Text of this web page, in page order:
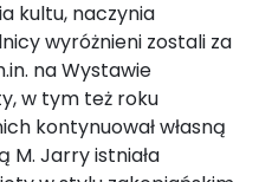
kultu, naczynia
wyróżnieni zostali za
na Wystawie
w tym też roku
kontynuował własną
M. Jarry istniała